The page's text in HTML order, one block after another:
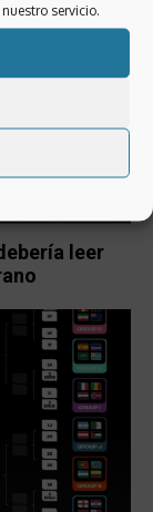
servicio.
leer